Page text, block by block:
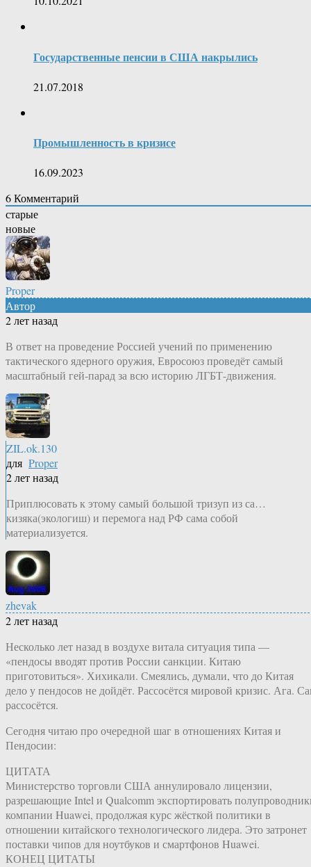
Государственные пенсии в США накрылись
21.07.2018
Промышленность в кризисе
16.09.2023
6Комментарий
старые
новые
Proper
Автор
2 лет назад
В ответ на проведение Россией учений по применению
тактического ядерного оружия, Евросоюз проведёт самый
масштабный гей-парад за всю историю ЛГБТ-движения.
ZIL.ok.130
для Proper
2 лет назад
Приплюсовать к этому самый большой тризуп из са…
кизяка(экологиш) и перемога над РФ сама собой
материализуется.
zhevak
2 лет назад
Несколько лет назад в воздухе витала ситуация типа —
«пендосы вводят против России санкции. Китаю
приготовиться». Хихикали. Смеялись, думали, что до Китая
дело у пендосов не дойдёт. Рассосётся мировой кризис. Ага.
рассосётся.
Сегодня читаю про очередной шаг в отношениях Китая и
Пендосии:
ЦИТАТА
Министерство торговли США аннулировало лицензии,
разрешающие Intel и Qualcomm экспортировать
компании Huawei, продолжая курс жёсткой политики в
отношении китайского технологического лидера. Это затронет
поставки чипов для ноутбуков и смартфонов Huawei.
КОНЕЦ ЦИТАТЫ